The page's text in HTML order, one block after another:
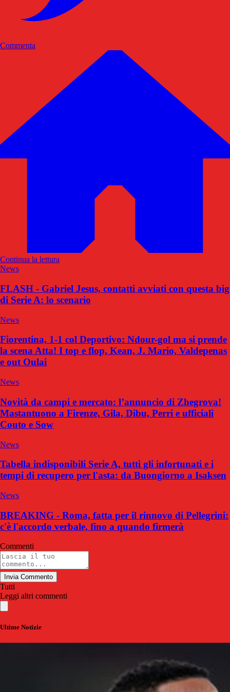
Commenta
Continua la lettura
News
FLASH - Gabriel Jesus, contatti avviati con questa big
di Serie A: lo scenario
News
Fiorentina, 1-1 col Deportivo: Ndour-gol ma si prende
la scena Atta! I top e flop, Kean, J. Mario, Valdepenas
e out Oulai
News
Novità da campi e mercato: l’annuncio di Zhegrova!
Mastantuono a Firenze, Gila, Dibu, Perri e ufficiali
Couto e Sow
News
Tabella indisponibili Serie A, tutti gli infortunati e i
tempi di recupero per l'asta: da Buongiorno a Isaksen
News
BREAKING - Roma, fatta per il rinnovo di Pellegrini:
c'è l'accordo verbale, fino a quando firmerà
Commenti
Invia Commento
Tutti
Leggi altri commenti
Ultime Notizie